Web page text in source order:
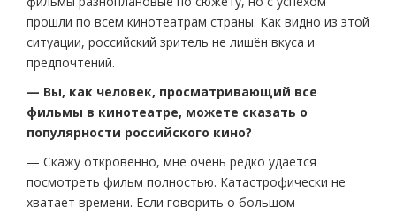
прошли по всем кинотеатрам страны. Как видно из этой
ситуации, российский зритель не лишён вкуса и
предпочтений.
— Вы, как человек, просматривающий все
фильмы в кинотеатре, можете сказать о
популярности российского кино?
— Скажу откровенно, мне очень редко удаётся
посмотреть фильм полностью. Катастрофически не
хватает времени. Если говорить о большом